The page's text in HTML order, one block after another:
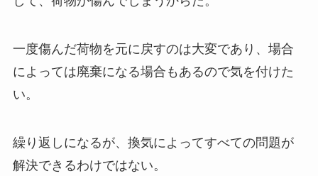
一度傷んだ荷物を元に戻すのは大変であり、場合
によっては廃棄になる場合もあるので気を付けた
い。
繰り返しになるが、換気によってすべての問題が
解決できるわけではない。